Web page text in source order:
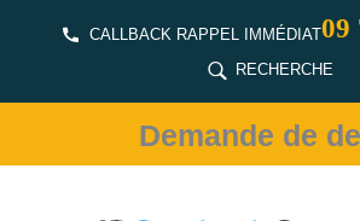
CALLBACK RAPPEL IMMÉDIAT09
RECHERCHE
Demande de